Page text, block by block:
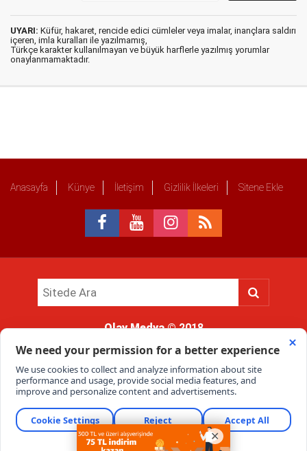
UYARI: Küfür, hakaret, rencide edici cümleler veya imalar, inançlara saldırı
içeren, imla kuralları ile yazılmamış,
Türkçe karakter kullanılmayan ve büyük harflerle yazılmış yorumlar
onaylanmamaktadır.
Anasayfa Künye İletişim Gizlilik İlkeleri Sitene Ekle
Olay Medya© 2018
kullanımı hukuki yaptırıma tabidir.
Haber Portalı Yazılımı